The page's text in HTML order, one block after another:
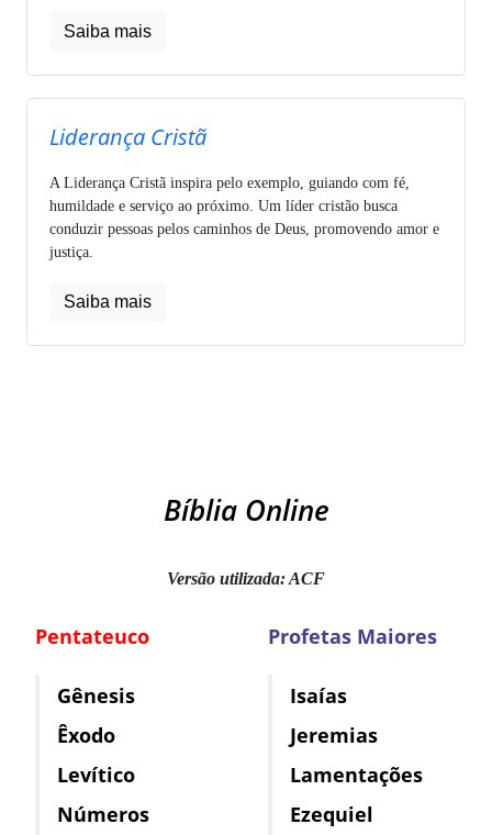
Saiba mais
Liderança Cristã
A Liderança Cristã inspira pelo exemplo, guiando com fé,
humildade e serviço ao próximo. Um líder cristão busca
conduzir pessoas pelos caminhos de Deus, promovendo amor e
justiça.
Saiba mais
Bíblia Online
Versão utilizada: ACF
Pentateuco
Gênesis
Êxodo
Levítico
Números
Profetas Maiores
Isaías
Jeremias
Lamentações
Ezequiel